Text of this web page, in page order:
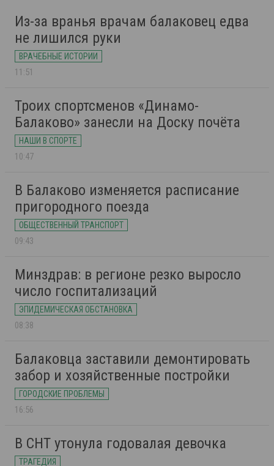
Из-за вранья врачам балаковец едва
не лишился руки
ВРАЧЕБНЫЕ ИСТОРИИ
11:51
Троих спортсменов «Динамо-
Балаково» занесли на Доску почёта
НАШИ В СПОРТЕ
10:47
В Балаково изменяется расписание
пригородного поезда
ОБЩЕСТВЕННЫЙ ТРАНСПОРТ
09:43
Минздрав: в регионе резко выросло
число госпитализаций
ЭПИДЕМИЧЕСКАЯ ОБСТАНОВКА
08:38
Балаковца заставили демонтировать
забор и хозяйственные постройки
ГОРОДСКИЕ ПРОБЛЕМЫ
16:56
В СНТ утонула годовалая девочка
ТРАГЕДИЯ